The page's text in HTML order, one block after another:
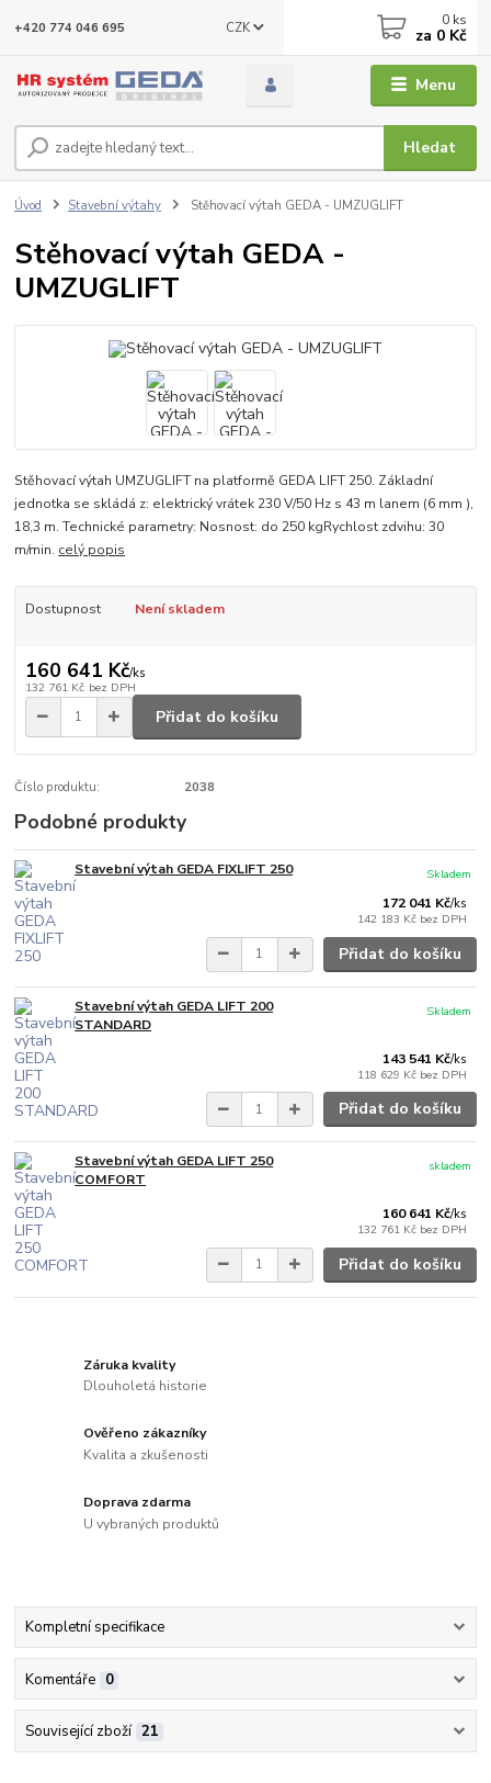
Menu
CZK
Hledat
+420 774 046 695 0 ks
za 0 Kč
Úvod Stavební výtahy Stěhovací výtah GEDA - UMZUGLIFT
Stěhovací výtah GEDA -
UMZUGLIFT
Stěhovací výtah UMZUGLIFT na platformě GEDA LIFT 250. Základní
jednotka se skládá z: elektrický vrátek 230 V/50 Hz s 43 m lanem (6 mm ),
18,3 m. Technické parametry: Nosnost: do 250 kgRychlost zdvihu: 30
m/min. celý popis
Dostupnost Není skladem
160 641 Kč/ks
132 761 Kč bez DPH
Přidat do košíku
Číslo produktu: 2038
Podobné produkty
Stavební výtah GEDA FIXLIFT 250
172 041 Kč/ks
142 183 Kč bez DPH
Skladem
Přidat do košíku
Stavební výtah GEDA LIFT 200
STANDARD
143 541 Kč/ks
118 629 Kč bez DPH
Skladem
Přidat do košíku
Stavební výtah GEDA LIFT 250
COMFORT
160 641 Kč/ks
132 761 Kč bez DPH
skladem
Přidat do košíku
Záruka kvality
Dlouholetá historie
Ověřeno zákazníky
Kvalita a zkušenosti
Doprava zdarma
U vybraných produktů
Kompletní specifikace
Komentáře 0
Související zboží 21